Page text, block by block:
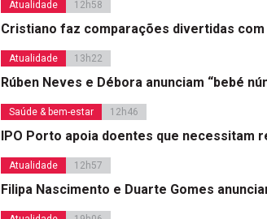
Atualidade 12h58
Cristiano faz comparações divertidas
Atualidade 13h22
Rúben Neves e Débora anunciam “bebé
Saúde & bem-estar 12h46
IPO Porto apoia doentes que necessitam
Atualidade 12h57
Filipa Nascimento e Duarte Gomes